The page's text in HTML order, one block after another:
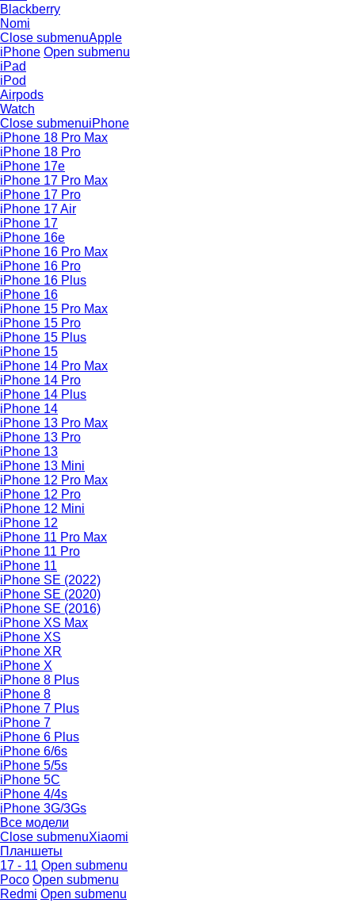
Blackberry
Nomi
Close submenuApple
iPhone Open submenu
iPad
iPod
Airpods
Watch
Close submenuiPhone
iPhone 18 Pro Max
iPhone 18 Pro
iPhone 17e
iPhone 17 Pro Max
iPhone 17 Pro
iPhone 17 Air
iPhone 17
iPhone 16e
iPhone 16 Pro Max
iPhone 16 Pro
iPhone 16 Plus
iPhone 16
iPhone 15 Pro Max
iPhone 15 Pro
iPhone 15 Plus
iPhone 15
iPhone 14 Pro Max
iPhone 14 Pro
iPhone 14 Plus
iPhone 14
iPhone 13 Pro Max
iPhone 13 Pro
iPhone 13
iPhone 13 Mini
iPhone 12 Pro Max
iPhone 12 Pro
iPhone 12 Mini
iPhone 12
iPhone 11 Pro Max
iPhone 11 Pro
iPhone 11
iPhone SE (2022)
iPhone SE (2020)
iPhone SE (2016)
iPhone XS Max
iPhone XS
iPhone XR
iPhone X
iPhone 8 Plus
iPhone 8
iPhone 7 Plus
iPhone 7
iPhone 6 Plus
iPhone 6/6s
iPhone 5/5s
iPhone 5C
iPhone 4/4s
iPhone 3G/3Gs
Все модели
Close submenuXiaomi
Планшеты
17 - 11 Open submenu
Poco Open submenu
Redmi Open submenu